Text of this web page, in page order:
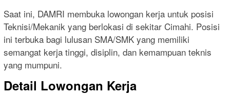
Saat ini, DAMRI membuka lowongan kerja untuk posisi
Teknisi/Mekanik yang berlokasi di sekitar Cimahi. Posisi
ini terbuka bagi lulusan SMA/SMK yang memiliki
semangat kerja tinggi, disiplin, dan kemampuan teknis
yang mumpuni.
Detail Lowongan Kerja